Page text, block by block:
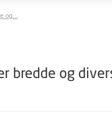
og...
bredde og